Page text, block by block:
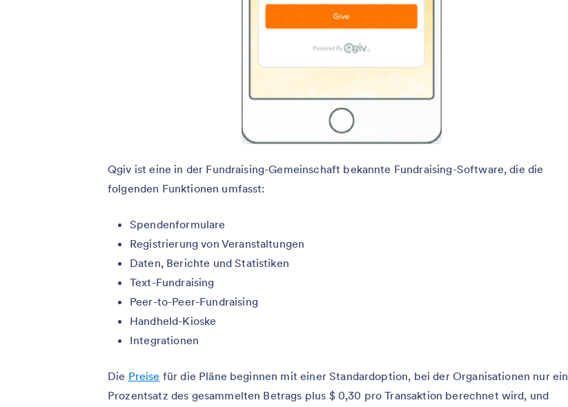
Qgiv ist eine in der Fundraising-Gemeinschaft bekannte Fundraising-Software, die die
folgenden Funktionen umfasst:
Spendenformulare
Registrierung von Veranstaltungen
Daten, Berichte und Statistiken
Text-Fundraising
Peer-to-Peer-Fundraising
Handheld-Kioske
Integrationen
Die Preise für die Pläne beginnen mit einer Standardoption, bei der Organisationen nur ein
Prozentsatz des gesammelten Betrags plus $ 0,30 pro Transaktion berechnet wird, und